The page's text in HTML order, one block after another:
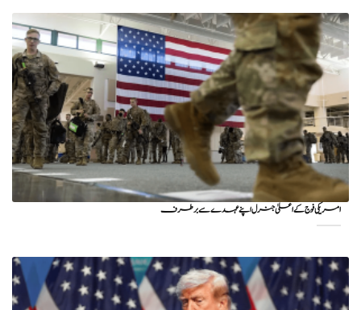
امریکی فوج کے اعلیٰ جنرل اپنے عہدے سے برطرف